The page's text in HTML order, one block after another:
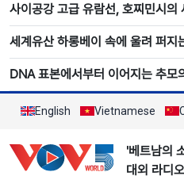
사이공강 고급 유람선, 호찌민시의
세계유산 하롱베이 속에 울려 퍼지
DNA 표본에서부터 이어지는 추모
English Vietnamese
'베트남의
대외 라디